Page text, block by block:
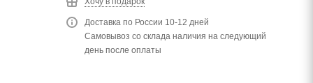
Доставка по России 10-12 дней
Самовывоз со склада наличия на следующий
день после оплаты